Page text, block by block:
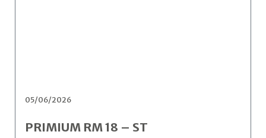
05/06/2026
PRIMIUM RM 18 – ST